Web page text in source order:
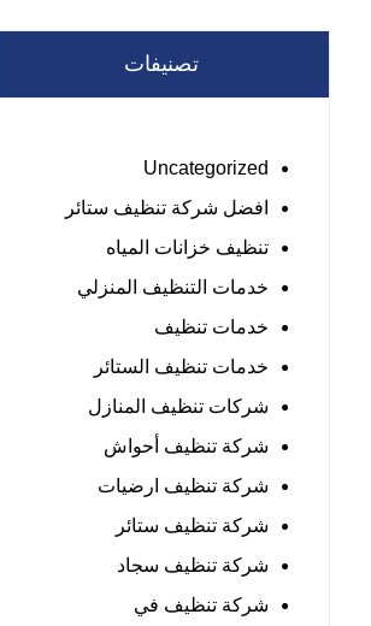
تصنيفات
Uncategorized
افضل شركة تنظيف ستائر
تنظيف خزانات المياه
خدمات التنظيف المنزلي
خدمات تنظيف
خدمات تنظيف الستائر
شركات تنظيف المنازل
شركة تنظيف أحواش
شركة تنظيف ارضيات
شركة تنظيف ستائر
شركة تنظيف سجاد
شركة تنظيف في